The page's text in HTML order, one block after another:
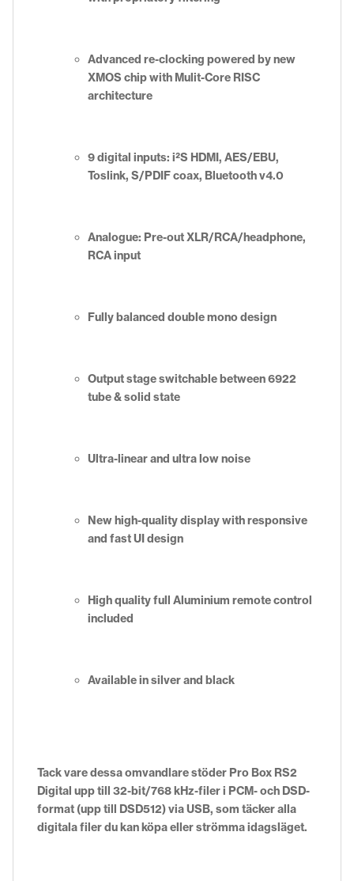
Advanced re-clocking powered by new
XMOS chip with Mulit-Core RISC
architecture
9 digital inputs: i²S HDMI, AES/EBU,
Toslink, S/PDIF coax, Bluetooth v4.0
Analogue: Pre-out XLR/RCA/headphone,
RCA input
Fully balanced double mono design
Output stage switchable between 6922
tube & solid state
Ultra-linear and ultra low noise
New high-quality display with responsive
and fast UI design
High quality full Aluminium remote control
included
Available in silver and black
Tack vare dessa omvandlare stöder Pro Box RS2
Digital upp till 32-bit/768 kHz-filer i PCM- och DSD-
format (upp till DSD512) via USB, som täcker alla
digitala filer du kan köpa eller strömma idagsläget.